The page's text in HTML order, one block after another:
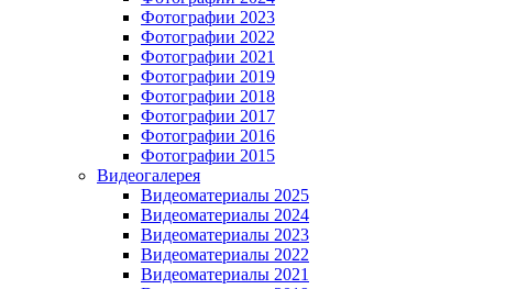
Фотографии 2023
Фотографии 2022
Фотографии 2021
Фотографии 2019
Фотографии 2018
Фотографии 2017
Фотографии 2016
Фотографии 2015
Видеогалерея
Видеоматериалы 2025
Видеоматериалы 2024
Видеоматериалы 2023
Видеоматериалы 2022
Видеоматериалы 2021